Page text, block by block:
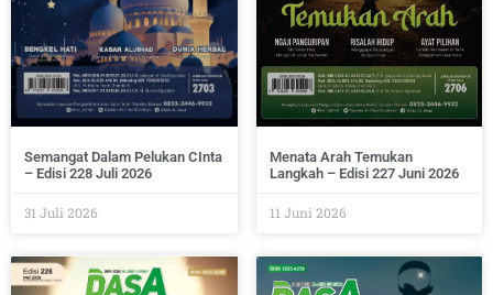
Semangat Dalam Pelukan CInta
– Edisi 228 Juli 2026
31 Juli 2026
Menata Arah Temukan
Langkah – Edisi 227 Juni 2026
11 Juni 2026